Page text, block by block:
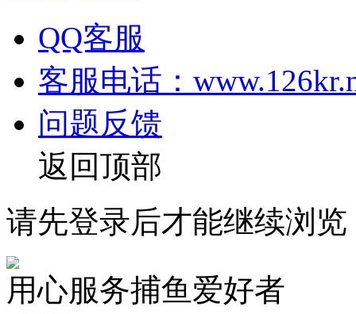
QQ客服
客服电话：
问题反馈
返回顶部
请先登录后才能继续浏览
用心服务捕鱼爱好者